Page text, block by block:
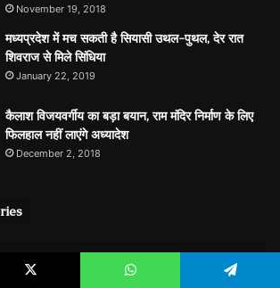
November 19, 2018
मध्यप्रदेश में मच सकती है सियासी उथल-पुथल, देर रात
शिवराज से मिले सिंधिया
January 22, 2019
कैलाश विजयवर्गीय का बड़ा बयान, राम मंदिर निर्माण के लिए
फिलहाल नहीं लाएंगे अध्यादेश
December 2, 2018
आज का राशिफल आसपास